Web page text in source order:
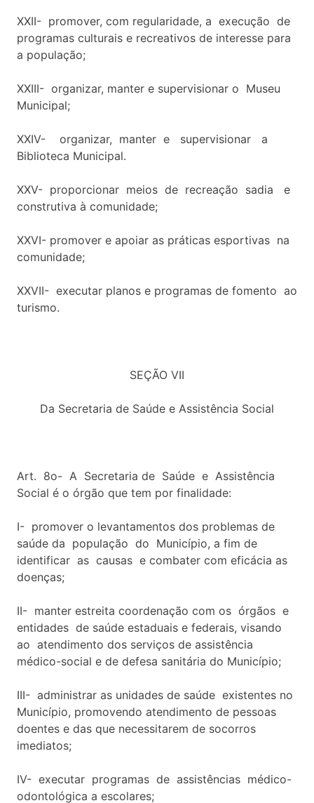
XXII- promover, com regularidade, a execução de
programas culturais e recreativos de interesse para
a população;
XXIII- organizar, manter e supervisionar o Museu
Municipal;
XXIV- organizar, manter e supervisionar a
Biblioteca Municipal.
XXV- proporcionar meios de recreação sadia e
construtiva à comunidade;
XXVI- promover e apoiar as práticas esportivas na
comunidade;
XXVII- executar planos e programas de fomento ao
turismo.
SEÇÃO VII
Da Secretaria de Saúde e Assistência Social
Art. 8o- A Secretaria de Saúde e Assistência
Social é o órgão que tem por finalidade:
I- promover o levantamentos dos problemas de
saúde da população do Município, a fim de
identificar as causas e combater com eficácia as
doenças;
II- manter estreita coordenação com os órgãos e
entidades de saúde estaduais e federais, visando
ao atendimento dos serviços de assistência
médico-social e de defesa sanitária do Município;
III- administrar as unidades de saúde existentes no
Município, promovendo atendimento de pessoas
doentes e das que necessitarem de socorros
imediatos;
IV- executar programas de assistências médico-
odontológica a escolares;